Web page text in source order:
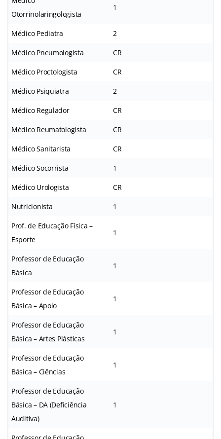
Otorrinolaringologista
1
Médico Pediatra 2
Médico Pneumologista CR
Médico Proctologista CR
Médico Psiquiatra 2
Médico Regulador CR
Médico Reumatologista CR
Médico Sanitarista CR
Médico Socorrista 1
Médico Urologista CR
Nutricionista 1
Prof. de Educação Física –
Esporte
1
Professor de Educação
Básica
1
Professor de Educação
Básica – Apoio
1
Professor de Educação
Básica – Artes Plásticas
1
Professor de Educação
Básica – Ciências
1
Professor de Educação
Básica – DA (Deficiência
Auditiva)
1